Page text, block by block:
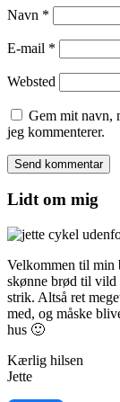
Navn *
E-mail *
Websted
Gem mit navn,
jeg kommenterer.
Lidt om mig
Velkommen til min
skønne brød til
strik. Altså ret
med, og måske
hus 🙂
Kærlig hilsen
Jette